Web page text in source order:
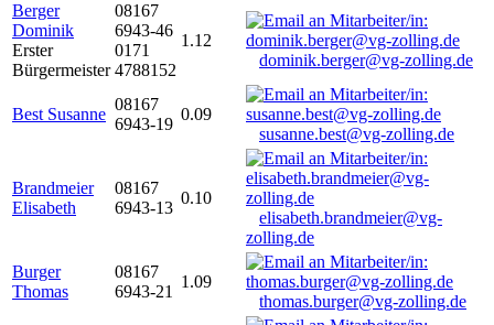
Berger
Dominik
Erster
Bürgermeister
08167
6943-46
0171
4788152
1.12
dominik.berger@vg-zolling.de
Best Susanne
08167
6943-19
0.09
susanne.best@vg-zolling.de
Brandmeier
Elisabeth
08167
6943-13
0.10
elisabeth.brandmeier@vg-
zolling.de
Burger
Thomas
08167
6943-21
1.09
thomas.burger@vg-zolling.de